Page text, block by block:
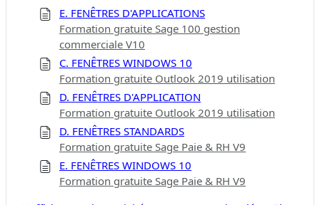
E. FENÊTRES D'APPLICATIONS
Formation gratuite Sage 100 gestion
commerciale V10
C. FENÊTRES WINDOWS 10
Formation gratuite Outlook 2019 utilisation
D. FENÊTRES D'APPLICATION
Formation gratuite Outlook 2019 utilisation
D. FENÊTRES STANDARDS
Formation gratuite Sage Paie & RH V9
E. FENÊTRES WINDOWS 10
Formation gratuite Sage Paie & RH V9